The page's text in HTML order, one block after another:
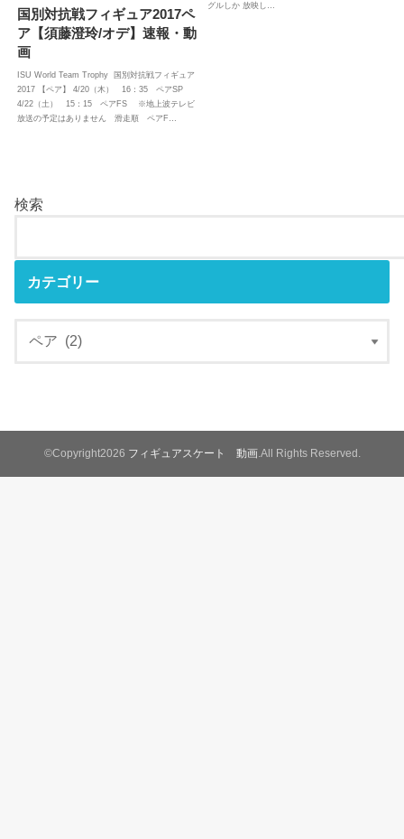
国別対抗戦フィギュア2017ペ
ア【須藤澄玲/オデ】速報・動
画
ISU World Team Trophy 国別対抗戦フィギュア
2017 【ペア】 4/20（木） 16：35 ペアSP
4/22（土） 15：15 ペアFS ※地上波テレビ
放送の予定はありません 滑走順 ペアF…
グルしか 放映し…
検索
カテゴリー
©Copyright2026 フィギュアスケート 動画.All Rights Reserved.